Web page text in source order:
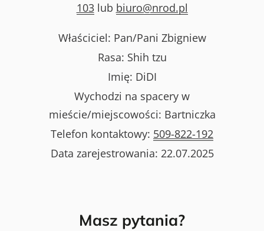
103lub biuro@nrod.pl
Właściciel: Pan/Pani Zbigniew
Rasa: Shih tzu
Imię: DiDI
Wychodzi na spacery w
mieście/miejscowości: Bartniczka
Telefon kontaktowy: 509-822-192
Data zarejestrowania: 22.07.2025
Masz pytania?